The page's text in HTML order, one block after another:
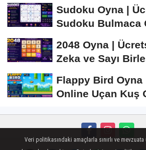
Sudoku Oyna |
Sudoku Bulmaca
2048 Oyna |
Zeka ve Sayı
Flappy Bird Oyna
Online Uçan Kuş
Veri politikasındaki amaçlarla sınırlı ve